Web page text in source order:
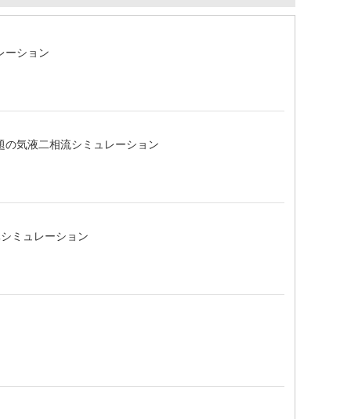
ーション
気液二相流シミュレーション
ミュレーション